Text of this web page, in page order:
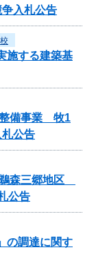
入札公告
施する建築基
整備事業 牧1
公告
森三郷地区
公告
の調達に関す